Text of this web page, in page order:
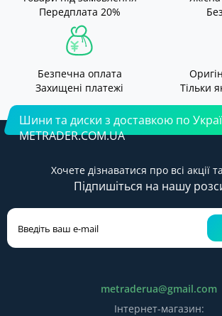
Передплата 20%
Безпечна оплата
Захищені платежі
Тільки
Шини та диски з доставкою по
METRADER.COM.UA
Хочете дізнаватися про всі акції
Підпишіться на нашу
metraderua@gmail.com
Інтернет-магазин: